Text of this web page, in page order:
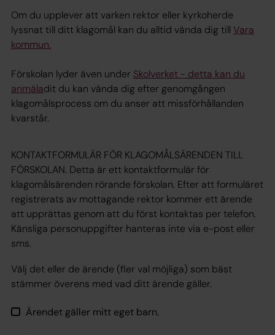
Om du upplever att varken rektor eller kyrkoherde
lyssnat till ditt klagomål kan du alltid vända dig till Vara
kommun.
Förskolan lyder även under Skolverket - detta kan du
anmäladit du kan vända dig efter genomgången
klagomålsprocess om du anser att missförhållanden
kvarstår.
KONTAKTFORMULÄR FÖR KLAGOMÅLSÄRENDEN TILL
FÖRSKOLAN. Detta är ett kontaktformulär för
klagomålsärenden rörande förskolan. Efter att formuläret
registrerats av mottagande rektor kommer ett ärende
att upprättas genom att du först kontaktas per telefon.
Känsliga personuppgifter hanteras inte via e-post eller
sms.
Välj det eller de ärende (fler val möjliga) som bäst
stämmer överens med vad ditt ärende gäller.
Ärendet gäller mitt eget barn.